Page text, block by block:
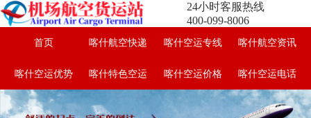
24小时客服热线
400-099-8006
首页 喀什航空快递 喀什空运专线 喀什航空资讯
喀什空运优势 喀什特色空运 喀什空运价格 喀什空运电话